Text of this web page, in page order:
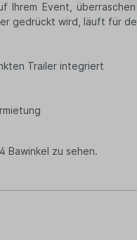
Ihrem Event,
gedrückt wird, läuft für
Trailer integriert
Bawinkel zu sehen.